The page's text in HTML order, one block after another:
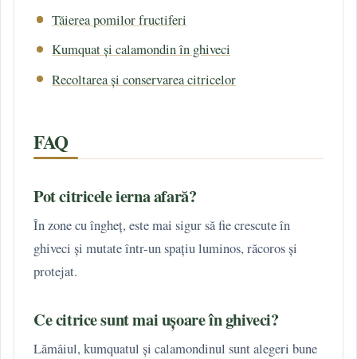
Tăierea pomilor fructiferi
Kumquat și calamondin în ghiveci
Recoltarea și conservarea citricelor
FAQ
Pot citricele ierna afară?
În zone cu îngheț, este mai sigur să fie crescute în
ghiveci și mutate într-un spațiu luminos, răcoros și
protejat.
Ce citrice sunt mai ușoare în ghiveci?
Lămâiul, kumquatul și calamondinul sunt alegeri bune